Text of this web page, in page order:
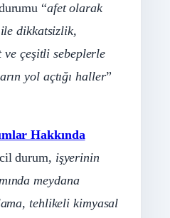
“afet olarak
dikkatsizlik,
çeşitli sebeplerle
yol açtığı haller”
Hakkında
durum, işyerinin
meydana
tehlikeli kimyasal